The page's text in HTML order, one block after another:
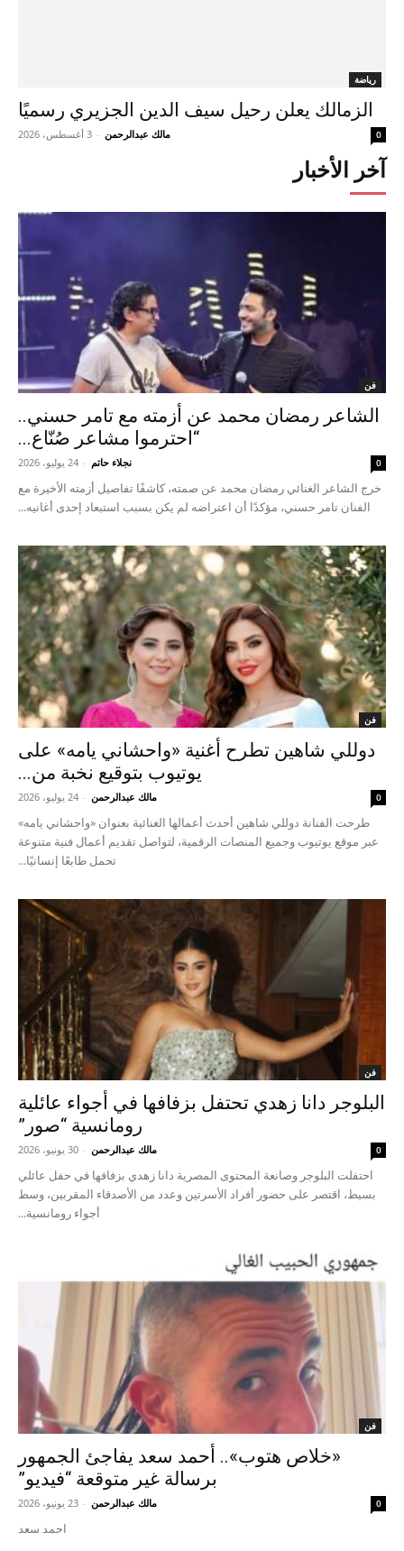
رياضة
الزمالك يعلن رحيل سيف الدين الجزيري رسميًا
مالك عبدالرحمن - 3 أغسطس، 2026 0
آخر الأخبار
فن
الشاعر رمضان محمد عن أزمته مع تامر حسني..
“احترموا مشاعر صُنّاع...
نجلاء حاتم - 24 يوليو، 2026 0
خرج الشاعر الغنائي رمضان محمد عن صمته، كاشفًا تفاصيل أزمته الأخيرة مع
الفنان تامر حسني، مؤكدًا أن اعتراضه لم يكن بسبب استبعاد إحدى أغانيه...
فن
دوللي شاهين تطرح أغنية «واحشاني يامه» على
يوتيوب بتوقيع نخبة من...
مالك عبدالرحمن - 24 يوليو، 2026 0
طرحت الفنانة دوللي شاهين أحدث أعمالها الغنائية بعنوان «واحشاني يامه»
عبر موقع يوتيوب وجميع المنصات الرقمية، لتواصل تقديم أعمال فنية متنوعة
تحمل طابعًا إنسانيًا...
فن
البلوجر دانا زهدي تحتفل بزفافها في أجواء عائلية
رومانسية “صور”
مالك عبدالرحمن - 30 يونيو، 2026 0
احتفلت البلوجر وصانعة المحتوى المصرية دانا زهدي بزفافها في حفل عائلي
بسيط، اقتصر على حضور أفراد الأسرتين وعدد من الأصدقاء المقربين، وسط
أجواء رومانسية...
فن
«خلاص هتوب».. أحمد سعد يفاجئ الجمهور
برسالة غير متوقعة “فيديو”
مالك عبدالرحمن - 23 يونيو، 2026 0
احمد سعد